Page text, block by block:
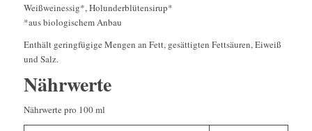
Weißweinessig*, Holunderblütensirup*
*aus biologischem Anbau
Enthält geringfügige Mengen an Fett, gesättigten Fettsäuren, Eiweiß
und Salz.
Nährwerte
Nährwerte pro 100 ml